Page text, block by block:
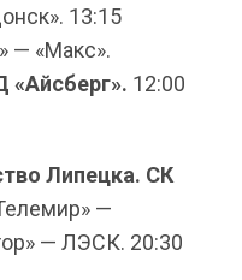
13:15
— «Макс».
«Айсберг». 12:00
Липецка. СК
—
— ЛЭСК. 20:30